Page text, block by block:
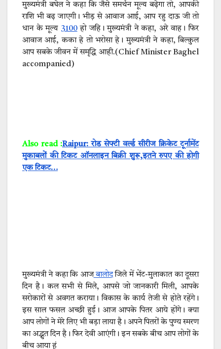
मुख्यमंत्री बघेल ने कहा कि जैसे समर्थन मूल्य बढ़ेगा तो, आपकी
राशि भी बढ़ जाएगी। भीड़ से आवाज आई, आप रहु दाऊ जी तो
धान के मूल्य 3100हो जहि। मुख्यमंत्री ने कहा, अरे वाह। फिर
आवाज आई, कका हे तो भरोसा हे। मुख्यमंत्री ने कहा, बिल्कुल
आप सबके जीवन में समृद्धि आही.(Chief Minister Baghel
accompanied)
Also read :Raipur: रोड सेफ्टी वर्ल्ड सीरीज क्रिकेट टूर्नामेंट
मुकाबलों की टिकट ऑनलाइन बिक्री शुरू,इतने रुपए की होगी
एक टिकट…
मुख्यमंत्री ने कहा कि आजबालोदजिले में भेंट-मुलाकात का दूसरा
दिन है। कल सभी से मिले, आपसे जो जानकारी मिली, आपके
सरोकारों से अवगत कराया। विकास के कार्य तेजी से होते रहेंगे।
इस साल फसल अच्छी हुई। आज आपके पितर आये होंगे। क्या
आप लोगों ने मेरे लिए भी बड़ा लाया है। अपने पितरों के पुण्य स्मरण
का अद्भुत दिन है। फिर देवी आएंगी। इन सबके बीच आप लोगों के
बीच आया हूं